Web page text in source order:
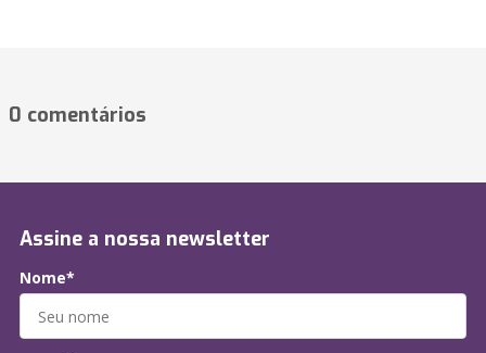
0 comentários
Assine a nossa newsletter
Nome*